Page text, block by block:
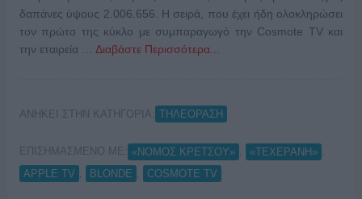
δαπάνες ύψους 2.006.656. Η σειρά, που έχει ήδη ολοκληρώσει
τον πρώτο της κύκλο με συμπαραγωγό την Cosmote TV και
την εταιρεία … Διαβάστε Περισσότερα...
ΑΝΗΚΕΙ ΣΤΗΝ ΚΑΤΗΓΟΡΙΑ: ΤΗΛΕΟΡΑΣΗ
ΕΠΙΣΗΜΑΣΜΕΝΟ ΜΕ: «ΝΟΜΟΣ ΚΡΕΤΣΟΥ» «ΤΕΧΕΡΑΝΗ»
APPLE TV
BLONDE COSMOTE TV